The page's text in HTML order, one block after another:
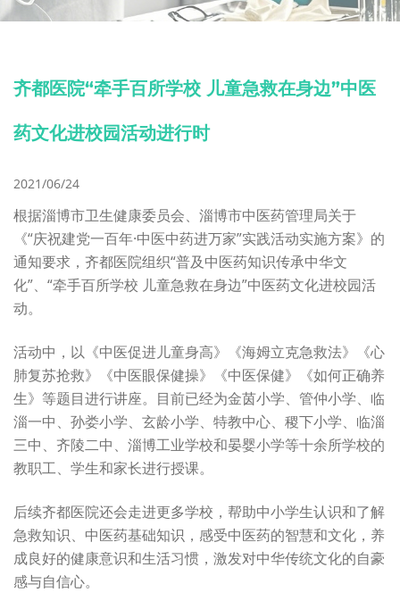
齐都医院“牵手百所学校 儿童急救在身边”中医
药文化进校园活动进行时
2021/06/24
根据淄博市卫生健康委员会、淄博市中医药管理局关于
《“庆祝建党一百年·中医中药进万家”实践活动实施方案》的
通知要求，齐都医院组织“普及中医药知识传承中华文
化”、“牵手百所学校 儿童急救在身边”中医药文化进校园活
动。
活动中，以《中医促进儿童身高》《海姆立克急救法》《心
肺复苏抢救》《中医眼保健操》《中医保健》《如何正确养
生》等题目进行讲座。目前已经为金茵小学、管仲小学、临
淄一中、孙娄小学、玄龄小学、特教中心、稷下小学、临淄
三中、齐陵二中、淄博工业学校和晏婴小学等十余所学校的
教职工、学生和家长进行授课。
后续齐都医院还会走进更多学校，帮助中小学生认识和了解
急救知识、中医药基础知识，感受中医药的智慧和文化，养
成良好的健康意识和生活习惯，激发对中华传统文化的自豪
感与自信心。